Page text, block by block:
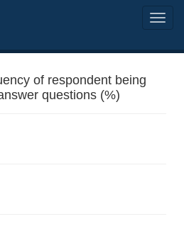
of respondent being
questions (%)